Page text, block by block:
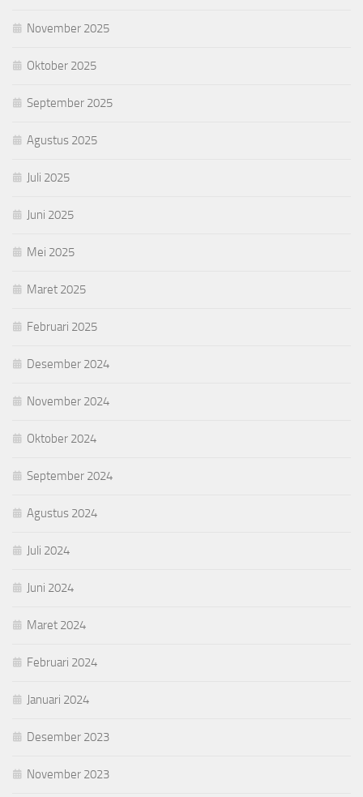
November 2025
Oktober 2025
September 2025
Agustus 2025
Juli 2025
Juni 2025
Mei 2025
Maret 2025
Februari 2025
Desember 2024
November 2024
Oktober 2024
September 2024
Agustus 2024
Juli 2024
Juni 2024
Maret 2024
Februari 2024
Januari 2024
Desember 2023
November 2023